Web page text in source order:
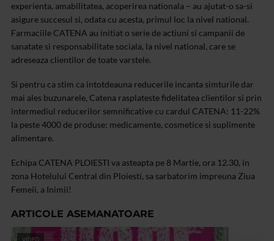
experienta, amabilitatea, acoperirea nationala – au ajutat-o sa-si
asigure succesul si, odata cu acesta, primul loc la nivel national.
Farmaciile CATENA au initiat o serie de actiuni si campanii de
sanatate si responsabilitate sociala, la nivel national, care se
adreseaza clientilor de toate varstele.
Si pentru ca stim ca intotdeauna reducerile incanta simturile dar
mai ales buzunarele, Catena rasplateste fidelitatea clientilor si prin
intermediul reducerilor semnificative cu cardul CATENA: 11-22%
la peste 4000 de produse: medicamente, cosmetice si suplimente
alimentare.
Echipa CATENA PLOIESTI va asteapta pe 8 Martie, ora 12.30, in
zona Hotelului Central din Ploiesti, sa sarbatorim impreuna Ziua
Femeii, a Inimii!
ARTICOLE ASEMANATOARE